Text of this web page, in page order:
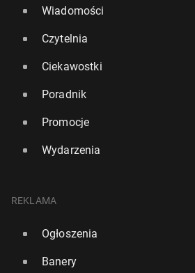
Wiadomości
Czytelnia
Ciekawostki
Poradnik
Promocje
Wydarzenia
REKLAMA
Ogłoszenia
Banery